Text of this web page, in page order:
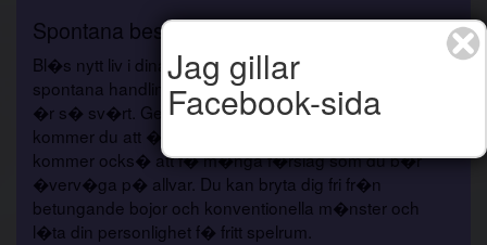
Spontana beslut
Bl�s nytt liv i dina relationer med okonventionella och
spontana handlingar. Du kommer att m�rka att det inte
�r s� sv�rt. Genom att visa lite sj�lvf�rtroende
kommer du att �verraska andra p� m�nga s�tt. Du
kommer ocks� att f� m�nga f�rslag som du b�r
�verv�ga p� allvar. Du kan bryta dig fri fr�n
betungande bojor och konventionella m�nster och
l�ta din personlighet f� fritt spelrum.
Jag gillar
Facebook-sida